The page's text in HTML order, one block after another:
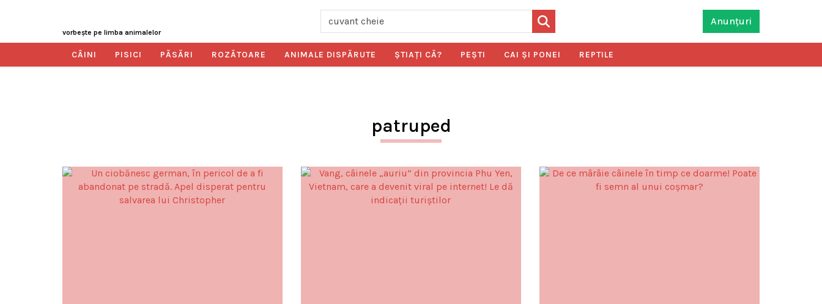
vorbeşte pe limba animalelor
Anunțuri
CÂINI PISICI PĂSĂRI ROZĂTOARE ANIMALE DISPĂRUTE ŞTIAŢI CĂ? PEŞTI CAI ŞI PONEI REPTILE
patruped